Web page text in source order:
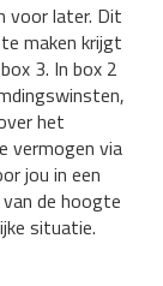
voor later. Dit
maken krijgt
3. In box 2
het
vermogen via
jou in een
de hoogte
situatie.